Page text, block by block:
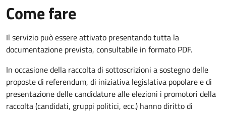
Come fare
Il servizio può essere attivato presentando tutta la
documentazione prevista, consultabile in formato PDF.
In occasione della raccolta di sottoscrizioni a sostegno delle
proposte di referendum, di iniziativa legislativa popolare e di
presentazione delle candidature alle elezioni i promotori della
raccolta (candidati, gruppi politici, ecc.) hanno diritto di